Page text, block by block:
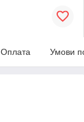
Оплата Умови